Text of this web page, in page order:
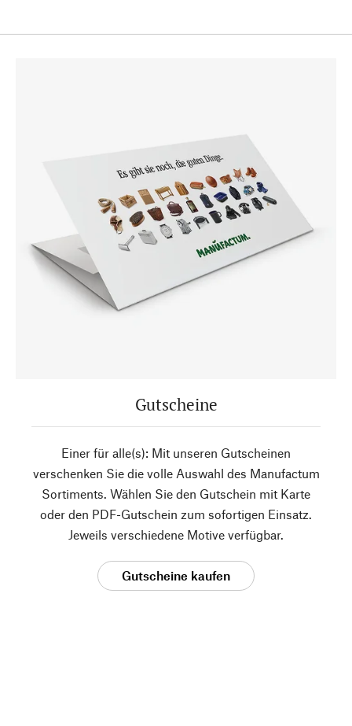
Gutscheine
Einer für alle(s): Mit unseren Gutscheinen
verschenken Sie die volle Auswahl des Manufactum
Sortiments. Wählen Sie den Gutschein mit Karte
oder den PDF-Gutschein zum sofortigen Einsatz.
Jeweils verschiedene Motive verfügbar.
Gutscheine kaufen